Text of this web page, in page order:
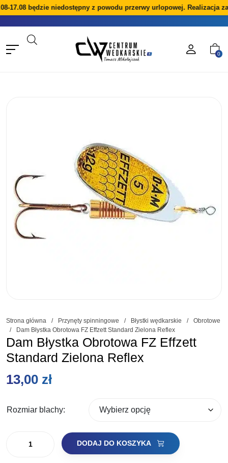
17.08 będzie niedostępny z powodu przerwy urlopowej. Realizacja
0
Strona główna / Przynęty spinningowe / Błystki wędkarskie /
Obrotowe
/
Dam Błystka Obrotowa FZ Effzett Standard Zielona Reflex
Dam Błystka Obrotowa FZ Effzett
Standard Zielona Reflex
13,00 zł
Rozmiar blachy:
DODAJ DO KOSZYKA